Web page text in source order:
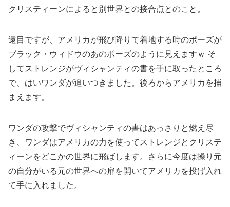
クリスティーンによると別世界との接合点とのこと。
遠目ですが、アメリカが飛び降りて着地する時のポーズが
ブラック・ウィドウのあのポーズのように見えますｗ そ
してストレンジがヴィシャンティの書を手に取ったところ
で、はいワンダが追いつきました。後ろからアメリカを捕
まえます。
ワンダの攻撃でヴィシャンティの書はあっさりと燃え尽
き、ワンダはアメリカの力を使ってストレンジとクリステ
ィーンをどこかの世界に飛ばします。さらに今度は操り元
の自分がいる元の世界への扉を開いてアメリカを投げ入れ
て手に入れました。